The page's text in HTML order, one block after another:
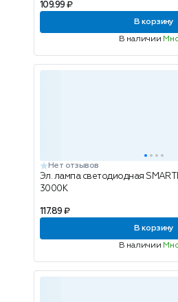
109.99 ₽
В корзину
В наличии
Нет отзывов
Эл. лампа светодиодная
3000K
117.89 ₽
В корзину
В наличии